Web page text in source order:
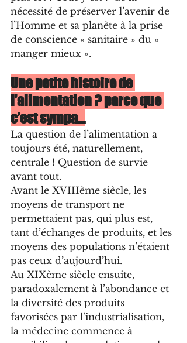
nécessité de préserver l’avenir de
l’Homme et sa planète à la prise
de conscience « sanitaire » du «
manger mieux ».
Une petite histoire de
l’alimentation ? parce que
c’est sympa…
La question de l’alimentation a
toujours été, naturellement,
centrale ! Question de survie
avant tout.
Avant le XVIIIème siècle, les
moyens de transport ne
permettaient pas, qui plus est,
tant d’échanges de produits, et les
moyens des populations n’étaient
pas ceux d’aujourd’hui.
Au XIXème siècle ensuite,
paradoxalement à l’abondance et
la diversité des produits
favorisées par l’industrialisation,
la médecine commence à